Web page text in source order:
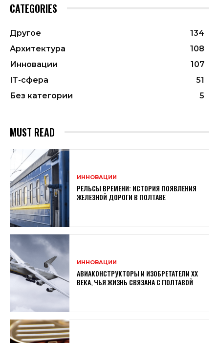
CATEGORIES
Другое
134
Архитектура
108
Инновации
107
ІТ-сфера
51
Без категории
5
MUST READ
ИННОВАЦИИ
РЕЛЬСЫ ВРЕМЕНИ: ИСТОРИЯ ПОЯВЛЕНИЯ
ЖЕЛЕЗНОЙ ДОРОГИ В ПОЛТАВЕ
ИННОВАЦИИ
АВИАКОНСТРУКТОРЫ И ИЗОБРЕТАТЕЛИ XX
ВЕКА, ЧЬЯ ЖИЗНЬ СВЯЗАНА С ПОЛТАВОЙ